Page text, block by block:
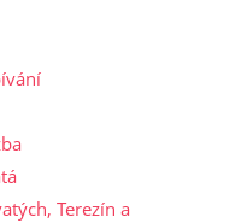
Terezín a